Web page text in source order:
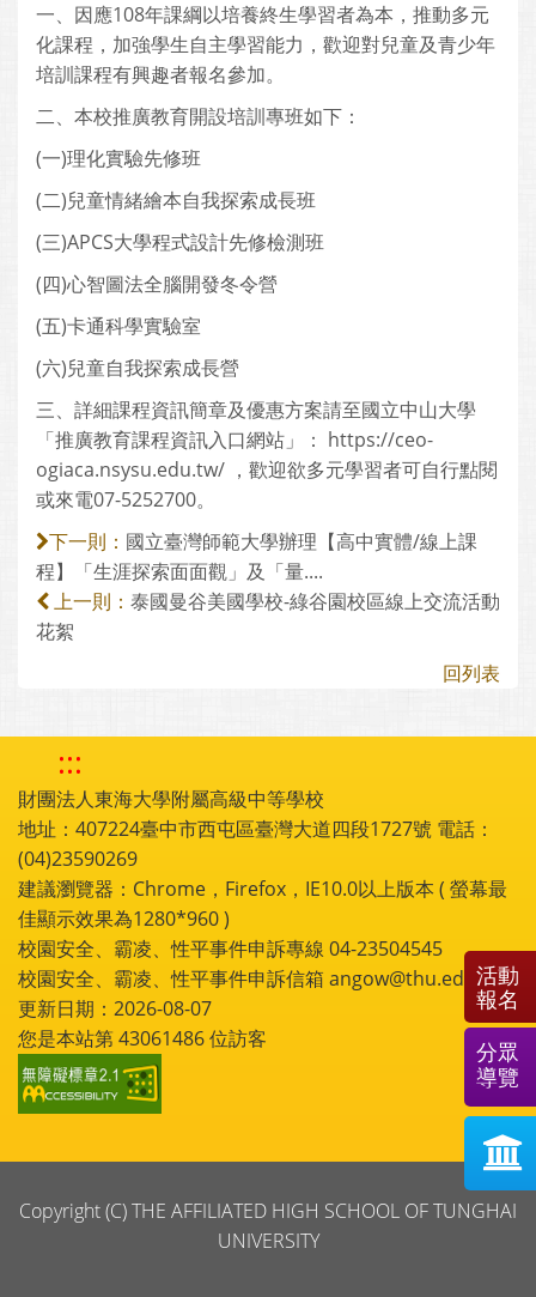
一、因應108年課綱以培養終生學習者為本，推動多元
化課程，加強學生自主學習能力，歡迎對兒童及青少年
培訓課程有興趣者報名參加。
二、本校推廣教育開設培訓專班如下：
(一)理化實驗先修班
(二)兒童情緒繪本自我探索成長班
(三)APCS大學程式設計先修檢測班
(四)心智圖法全腦開發冬令營
(五)卡通科學實驗室
(六)兒童自我探索成長營
三、詳細課程資訊簡章及優惠方案請至國立中山大學
「推廣教育課程資訊入口網站」： https://ceo-
ogiaca.nsysu.edu.tw/ ，歡迎欲多元學習者可自行點閱
或來電07-5252700。
下一則： 國立臺灣師範大學辦理【高中實體/線上課
程】「生涯探索面面觀」及「量....
上一則： 泰國曼谷美國學校-綠谷園校區線上交流活動
花絮
回列表
:::
財團法人東海大學附屬高級中等學校
地址：407224臺中市西屯區臺灣大道四段1727號 電話：
(04)23590269
建議瀏覽器：Chrome，Firefox，IE10.0以上版本 ( 螢幕最
佳顯示效果為1280*960 )
校園安全、霸凌、性平事件申訴專線 04-23504545
校園安全、霸凌、性平事件申訴信箱 angow@thu.edu.tw
更新日期：2026-08-07
您是本站第43061486位訪客
Copyright (C) THE AFFILIATED HIGH SCHOOL OF TUNGHAI
UNIVERSITY
活動
報名
分眾
導覽